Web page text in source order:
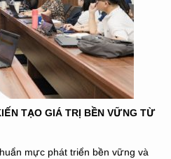
TẠO GIÁ TRỊ BỀN VỮNG TỪ
mực phát triển bền vững và